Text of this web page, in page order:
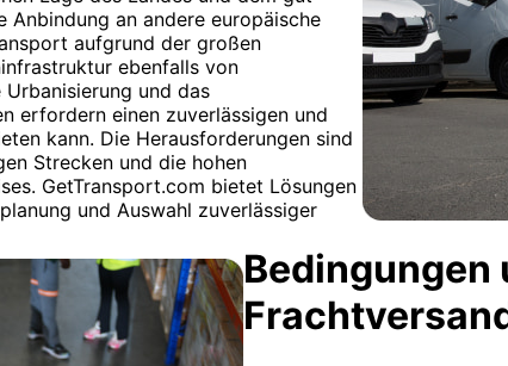
an andere europäische
aufgrund der großen
ebenfalls von
und das
erfordern einen zuverlässigen und
kann. Die Herausforderungen sind
Strecken und die hohen
GetTransport.com bietet Lösungen
und Auswahl zuverlässiger
Bedingungen